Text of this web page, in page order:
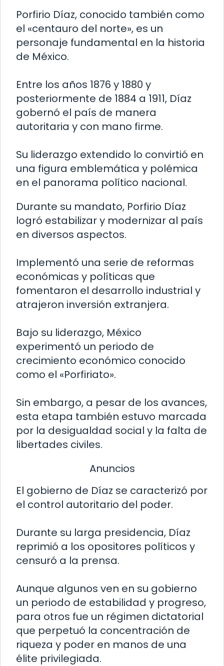
Porfirio Díaz, conocido también como
el «centauro del norte», es un
personaje fundamental en la historia
de México.
Entre los años 1876 y 1880 y
posteriormente de 1884 a 1911, Díaz
gobernó el país de manera
autoritaria y con mano firme.
Su liderazgo extendido lo convirtió en
una figura emblemática y polémica
en el panorama político nacional.
Durante su mandato, Porfirio Díaz
logró estabilizar y modernizar al país
en diversos aspectos.
Implementó una serie de reformas
económicas y políticas que
fomentaron el desarrollo industrial y
atrajeron inversión extranjera.
Bajo su liderazgo, México
experimentó un periodo de
crecimiento económico conocido
como el «Porfiriato».
Sin embargo, a pesar de los avances,
esta etapa también estuvo marcada
por la desigualdad social y la falta de
libertades civiles.
Anuncios
El gobierno de Díaz se caracterizó por
el control autoritario del poder.
Durante su larga presidencia, Díaz
reprimió a los opositores políticos y
censuró a la prensa.
Aunque algunos ven en su gobierno
un periodo de estabilidad y progreso,
para otros fue un régimen dictatorial
que perpetuó la concentración de
riqueza y poder en manos de una
élite privilegiada.